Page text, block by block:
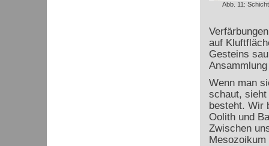
Abb. 11:
auf
Gesteins
Wenn man
schaut, sieht
besteht. Wir
Oolith und
Zwischen